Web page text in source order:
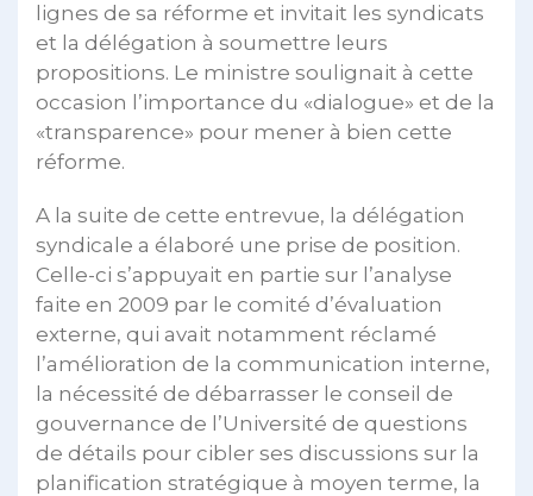
lignes de sa réforme et invitait les syndicats
et la délégation à soumettre leurs
propositions. Le ministre soulignait à cette
occasion l’importance du «dialogue» et de la
«transparence» pour mener à bien cette
réforme.
A la suite de cette entrevue, la délégation
syndicale a élaboré une prise de position.
Celle-ci s’appuyait en partie sur l’analyse
faite en 2009 par le comité d’évaluation
externe, qui avait notamment réclamé
l’amélioration de la communication interne,
la nécessité de débarrasser le conseil de
gouvernance de l’Université de questions
de détails pour cibler ses discussions sur la
planification stratégique à moyen terme, la